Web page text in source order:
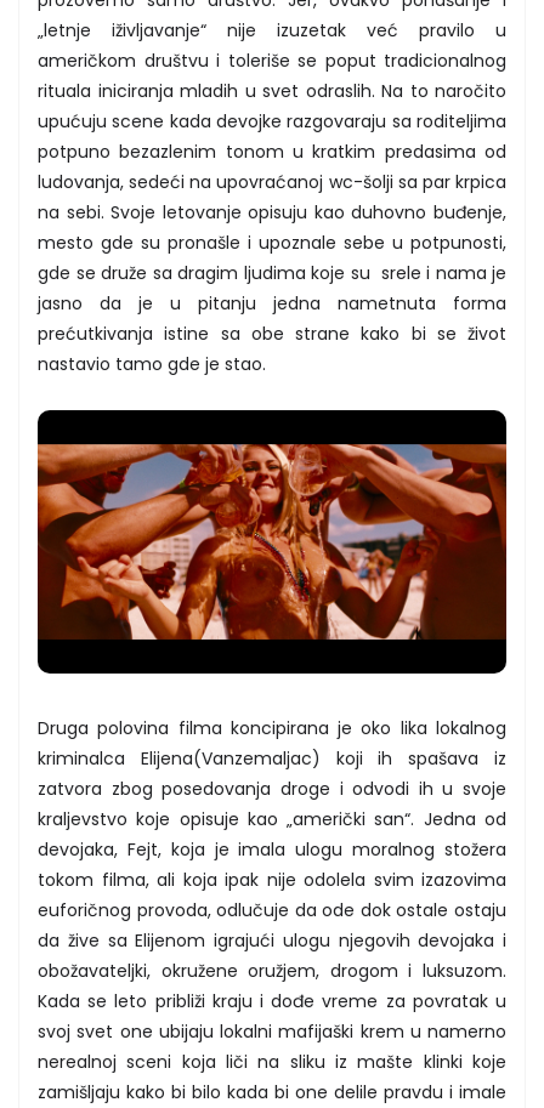
„letnje iživljavanje“ nije izuzetak već pravilo u
američkom društvu i toleriše se poput tradicionalnog
rituala iniciranja mladih u svet odraslih. Na to naročito
upućuju scene kada devojke razgovaraju sa roditeljima
potpuno bezazlenim tonom u kratkim predasima od
ludovanja, sedeći na upovraćanoj wc-šolji sa par krpica
na sebi. Svoje letovanje opisuju kao duhovno buđenje,
mesto gde su pronašle i upoznale sebe u potpunosti,
gde se druže sa dragim ljudima koje su srele i nama je
jasno da je u pitanju jedna nametnuta forma
prećutkivanja istine sa obe strane kako bi se život
nastavio tamo gde je stao.
Druga polovina filma koncipirana je oko lika lokalnog
kriminalca Elijena(Vanzemaljac) koji ih spašava iz
zatvora zbog posedovanja droge i odvodi ih u svoje
kraljevstvo koje opisuje kao „američki san“. Jedna od
devojaka, Fejt, koja je imala ulogu moralnog stožera
tokom filma, ali koja ipak nije odolela svim izazovima
euforičnog provoda, odlučuje da ode dok ostale ostaju
da žive sa Elijenom igrajući ulogu njegovih devojaka i
obožavateljki, okružene oružjem, drogom i luksuzom.
Kada se leto približi kraju i dođe vreme za povratak u
svoj svet one ubijaju lokalni mafijaški krem u namerno
nerealnoj sceni koja liči na sliku iz mašte klinki koje
zamišljaju kako bi bilo kada bi one delile pravdu i imale